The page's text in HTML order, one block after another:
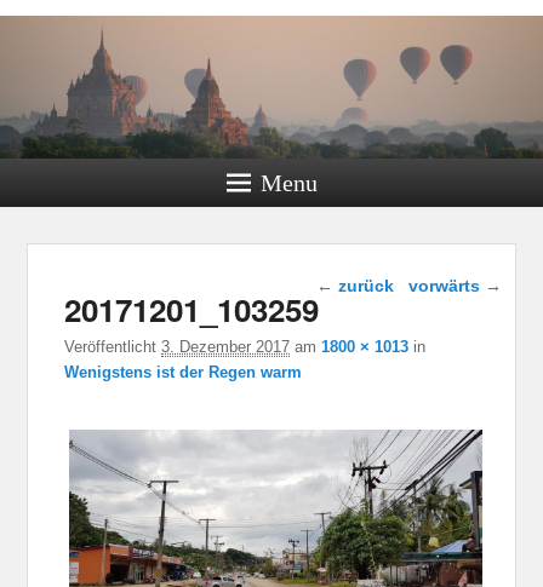
Menu
Bild-Navigation
← zurück vorwärts →
20171201_103259
Veröffentlicht3. Dezember 2017 am1800 × 1013 in
Wenigstens ist der Regen warm